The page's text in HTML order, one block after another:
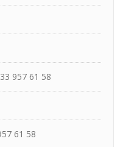
957 61 58
61 58